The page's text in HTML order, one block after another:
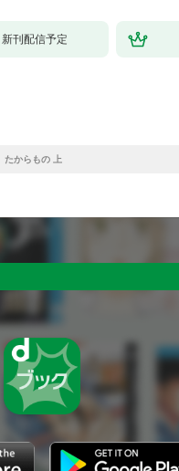
新刊配信予定
たからもの 上